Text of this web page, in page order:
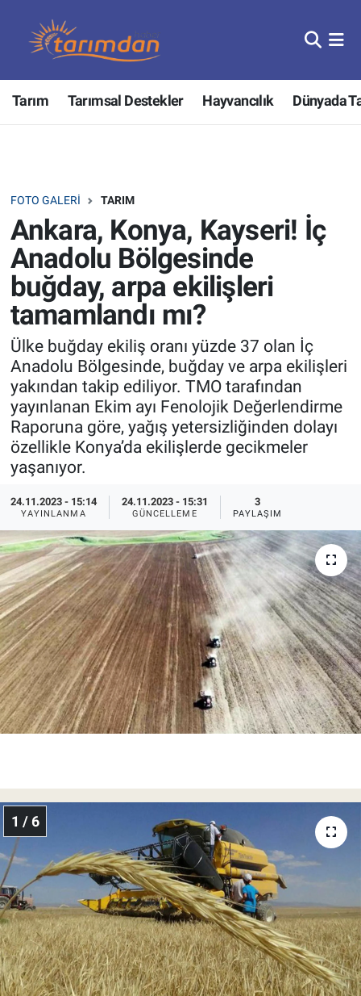
Tarım Tarımsal Destekler Hayvancılık Dünyada
FOTO GALERI TARIM
Ankara, Konya, Kayseri! İç
Anadolu Bölgesinde
buğday, arpa ekilişleri
tamamlandı mı?
Ülke buğday ekiliş oranı yüzde 37 olan İç
Anadolu Bölgesinde, buğday ve arpa ekilişleri
yakından takip ediliyor. TMO tarafından
yayınlanan Ekim ayı Fenolojik Değerlendirme
Raporuna göre, yağış yetersizliğinden dolayı
özellikle Konya’da ekilişlerde gecikmeler
yaşanıyor.
24.11.2023 - 15:14
YAYINLANMA
24.11.2023 - 15:31
GÜNCELLEME
3
PAYLAŞIM
1 / 6
Tarım
Hayvancılık
Tarımsal Destekler
Tarım Bakanlığı
TZOB
Tarım Kredi Kooperatifleri
Pankobirlik
Et fiyatları
Tarım Bilgisi
Yetiştirici Soruyor
Dünyada Tarım
Üretici Birlikleri
Şeker ve Şekerli Mamüller
Tahıllar ve Baklagiller
Tohum
Nöbetçi Eczaneler
Hava Durumu
Tüm Manşetler
Son Dakika Haberleri
Haber Arşivi